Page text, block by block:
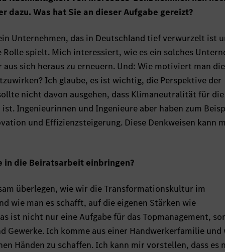
dazu. Was hat Sie an dieser Aufgabe gereizt?
Unternehmen, das in Deutschland tief verwurzelt ist
spielt. Mich interessiert, wie es ein solches
sich heraus zu erneuern. Und: Wie motiviert man die
Ich glaube, es ist wichtig, die Perspektive der
nicht davon ausgehen, dass Klimaneutralität für
Ingenieurinnen und Ingenieure aber haben zum
und Effizienzsteigerung. Diese Denkweisen kann
in die Beiratsarbeit einbringen?
überlegen, wie wir die Transformationskultur im
wie man es schafft, auf die eigenen Stärken wie
ist nicht nur eine Aufgabe für das Topmanagement,
Gewerke. Ich komme aus einer Handwerkerfamilie und
Händen zu schaffen. Ich kann mir vorstellen, dass es